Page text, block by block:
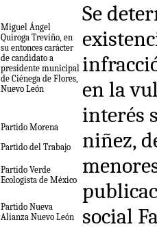
Miguel Ángel
Quiroga Treviño, en
su entonces carácter
de candidato a
presidente municipal
de Ciénega de Flores,
Nuevo León
Se
en la
interés
niñez,
social
Partido Morena
Partido del Trabajo
Partido Verde
Ecologista de México
Partido Nueva
Alianza Nuevo León